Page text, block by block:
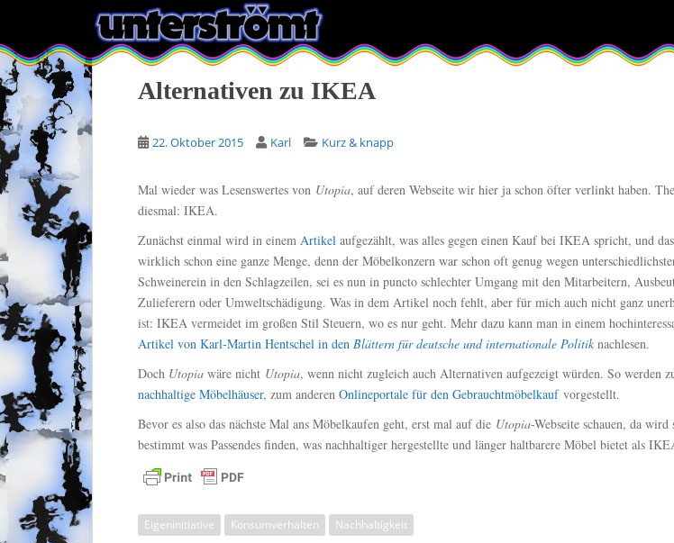
i
p
t
o
m
a
i
n
n
t
e
n
t
Alternativen zu IKEA
22. Oktober 2015 Karl Kurz & knapp
Mal wieder was Lesenswertes von Utopia, auf deren Webseite wir hier ja schon öfter verlinkt haben.
diesmal: IKEA.
Zunächst einmal wird in einem Artikel aufgezählt, was alles gegen einen Kauf bei IKEA spricht, und
wirklich schon eine ganze Menge, denn der Möbelkonzern war schon oft genug wegen
Schweinerein in den Schlagzeilen, sei es nun in puncto schlechter Umgang mit den Mitarbeitern,
Zulieferern oder Umweltschädigung. Was in dem Artikel noch fehlt, aber für mich auch nicht ganz
ist: IKEA vermeidet im großen Stil Steuern, wo es nur geht. Mehr dazu kann man in einem
Artikel von Karl-Martin Hentschel in den Blättern für deutsche und internationale Politik nachlesen.
Doch Utopia wäre nicht Utopia, wenn nicht zugleich auch Alternativen aufgezeigt würden. So werden
nachhaltige Möbelhäuser, zum anderen Onlineportale für den Gebrauchtmöbelkauf vorgestellt.
Bevor es also das nächste Mal ans Möbelkaufen geht, erst mal auf die Utopia-Webseite schauen, da wird
bestimmt was Passendes finden, was nachhaltiger hergestellte und länger haltbarere Möbel bietet als
Eigeninitiative Konsumverhalten Nachhaltigkeit